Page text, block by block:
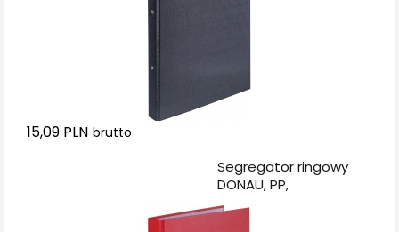
15,09 PLN brutto
Segregator ringowy
DONAU, PP,
A4/2R/20mm,